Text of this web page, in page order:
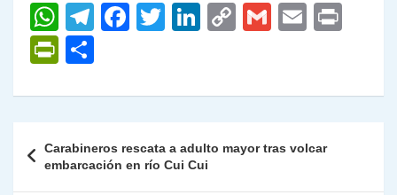
W
h
at
s
p
p
T
gr
m
F
e
o
o
T
er
Li
e
n
C
y
n
k
G
l
E
l
P
nt
Fr
ie
m
ar
de
Carabineros rescata a adulto mayor tras volcar
embarcación en río Cui Cui